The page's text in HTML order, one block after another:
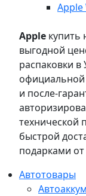
Apple
Apple купить
выгодной
распаковки в
официальной
и после-
технической
быстрой
подарками
Автотовары